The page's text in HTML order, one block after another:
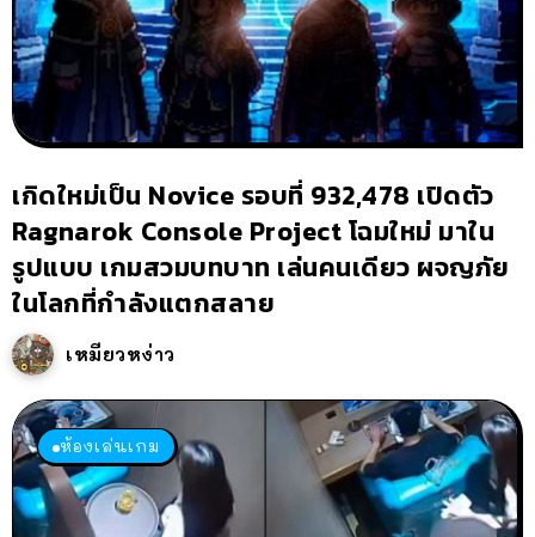
เกิดใหม่เป็น Novice รอบที่ 932,478 เปิดตัว
Ragnarok Console Project โฉมใหม่ มาใน
รูปแบบ เกมสวมบทบาท เล่นคนเดียว ผจญภัย
ในโลกที่กำลังแตกสลาย
เหมียวหง่าว
ห้องเล่นเกม